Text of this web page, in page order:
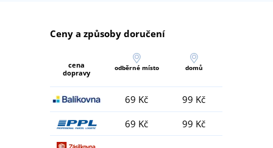
Ceny a způsoby doručení
cena
dopravy
odběrné místo domů
69 Kč
99 Kč
69 Kč
99 Kč